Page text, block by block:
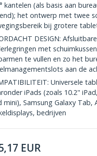
kantelen (als basis aan
het ontwerp met twee
bij grotere
DESIGN:
met
te vullen en zo het
aan de
Universele
iPads (zoals 10.2"
mini), Samsung Galaxy
bedrijven
EUR